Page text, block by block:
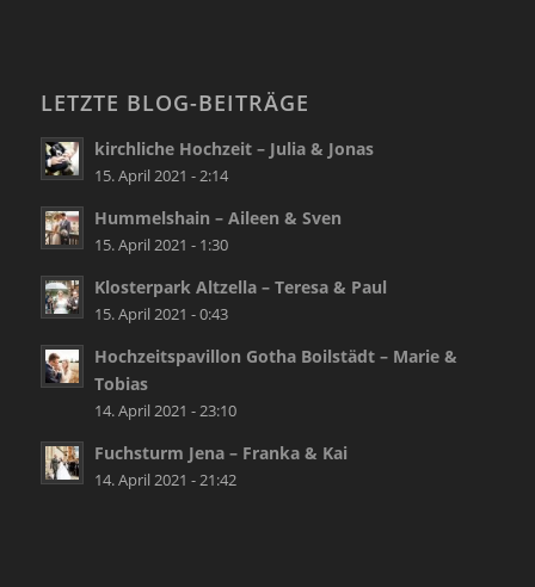
LETZTE BLOG-BEITRÄGE
kirchliche Hochzeit – Julia & Jonas
15. April 2021 - 2:14
Hummelshain – Aileen & Sven
15. April 2021 - 1:30
Klosterpark Altzella – Teresa & Paul
15. April 2021 - 0:43
Hochzeitspavillon Gotha Boilstädt – Marie &
Tobias
14. April 2021 - 23:10
Fuchsturm Jena – Franka & Kai
14. April 2021 - 21:42